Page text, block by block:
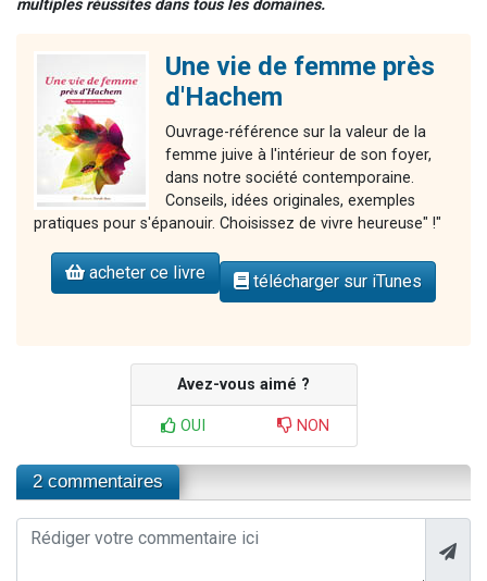
multiples réussites dans tous les domaines.
Une vie de femme près
d'Hachem
Ouvrage-référence sur la valeur de la
femme juive à l'intérieur de son foyer,
dans notre société contemporaine.
Conseils, idées originales, exemples
pratiques pour s'épanouir. Choisissez de vivre heureuse" !"
acheter ce livre télécharger sur iTunes
Avez-vous aimé ?
OUI NON
2 commentaires